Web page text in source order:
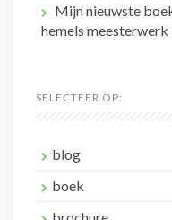
Mijn nieuwste
hemels meesterwerk
SELECTEER OP:
blog
boek